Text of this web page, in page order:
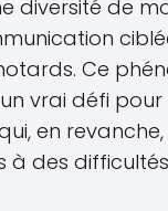
diversité de
Ce
vrai défi
en
à des